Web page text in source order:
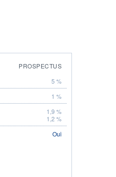
PROSPECTUS
5 %
1 %
1,9 %
1,2 %
Oui